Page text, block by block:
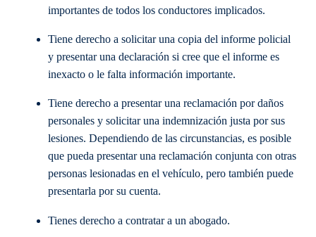
importantes de todos los conductores implicados.
Tiene derecho a solicitar una copia del informe policial
y presentar una declaración si cree que el informe es
inexacto o le falta información importante.
Tiene derecho a presentar una reclamación por daños
personales y solicitar una indemnización justa por sus
lesiones. Dependiendo de las circunstancias, es posible
que pueda presentar una reclamación conjunta con otras
personas lesionadas en el vehículo, pero también puede
presentarla por su cuenta.
Tienes derecho a contratar a un abogado.